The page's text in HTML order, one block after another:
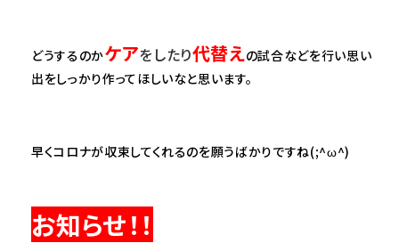
どうするのかケアをしたり代替えの試合などを行い思い
出をしっかり作ってほしいなと思います。
早くコロナが収束してくれるのを願うばかりですね(;^ω^)
お知らせ！！